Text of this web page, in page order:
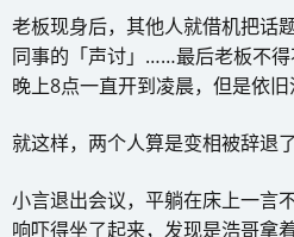
老板现身后，其他人就借机把话
同事的「声讨」……最后老板不
晚上8点一直开到凌晨，但是依旧
就这样，两个人算是变相被辞退了
小言退出会议，平躺在床上一言
响吓得坐了起来，发现是浩哥拿